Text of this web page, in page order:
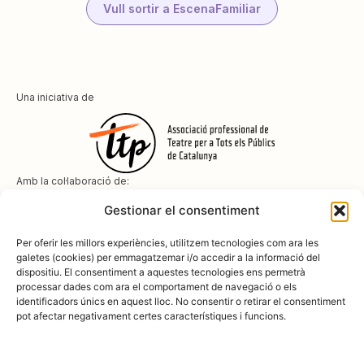
Gestionar el consentiment
Per oferir les millors experiències, utilitzem tecnologies com ara les
galetes (cookies) per emmagatzemar i/o accedir a la informació del
dispositiu. El consentiment a aquestes tecnologies ens permetrà
processar dades com ara el comportament de navegació o els
identificadors únics en aquest lloc. No consentir o retirar el consentiment
pot afectar negativament certes característiques i funcions.
Vull sortir a EscenaFamiliar
Una iniciativa de
Amb la col·laboració de:
Amb el suport de